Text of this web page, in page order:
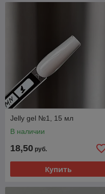
Jelly gel №1, 15 мл
В наличии
18,50 руб.
Купить